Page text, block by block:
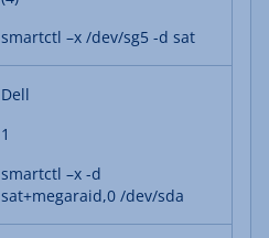
smartctl –x /dev/sg5 -d sat
Dell
1
smartctl –x -d
sat+megaraid,0 /dev/sda